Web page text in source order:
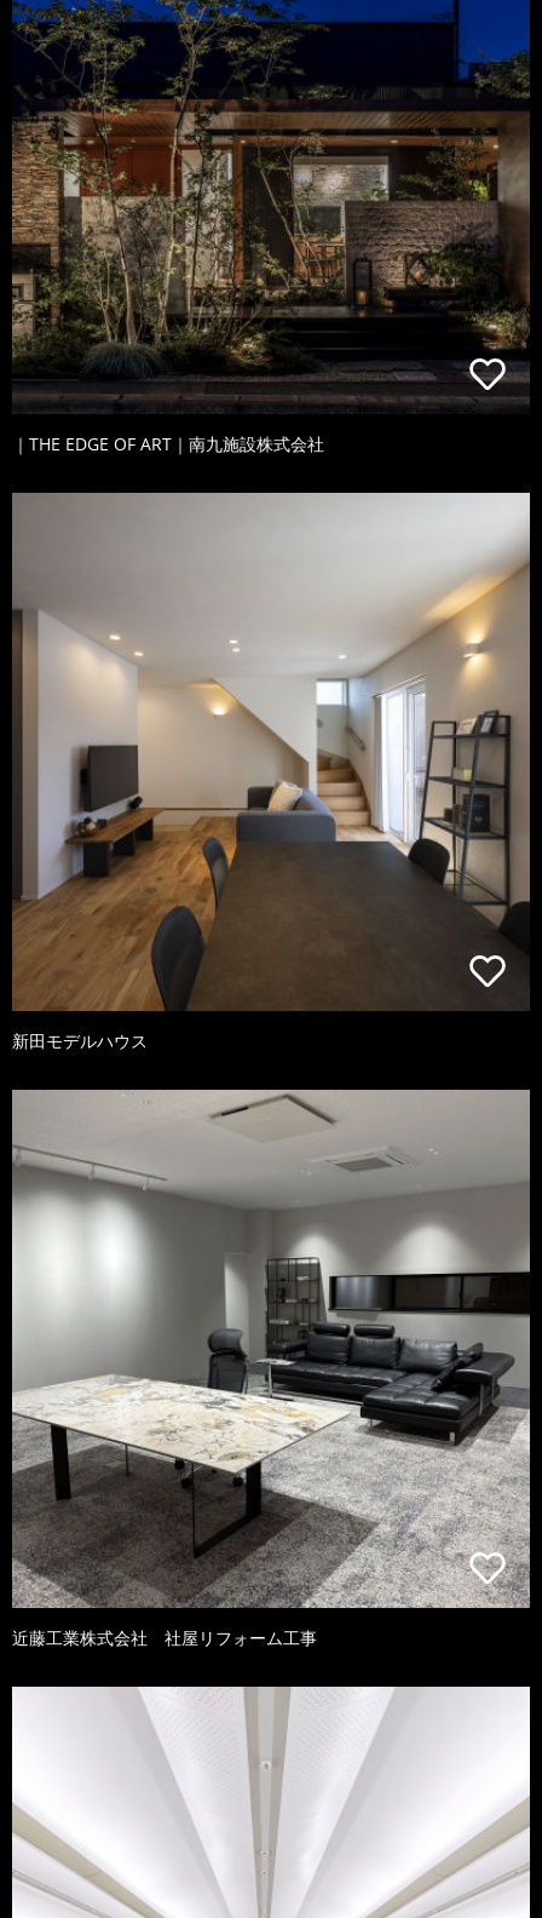
｜THE EDGE OF ART｜南九施設株式会社
新田モデルハウス
近藤工業株式会社 社屋リフォーム工事